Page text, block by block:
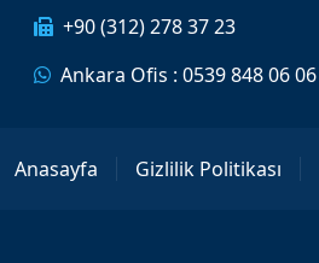
+90 (312) 278 37 23
Ankara Ofis : 0539 848 06 06
Anasayfa Gizlilik Politikası